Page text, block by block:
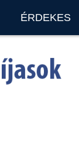
ÉRDEKES